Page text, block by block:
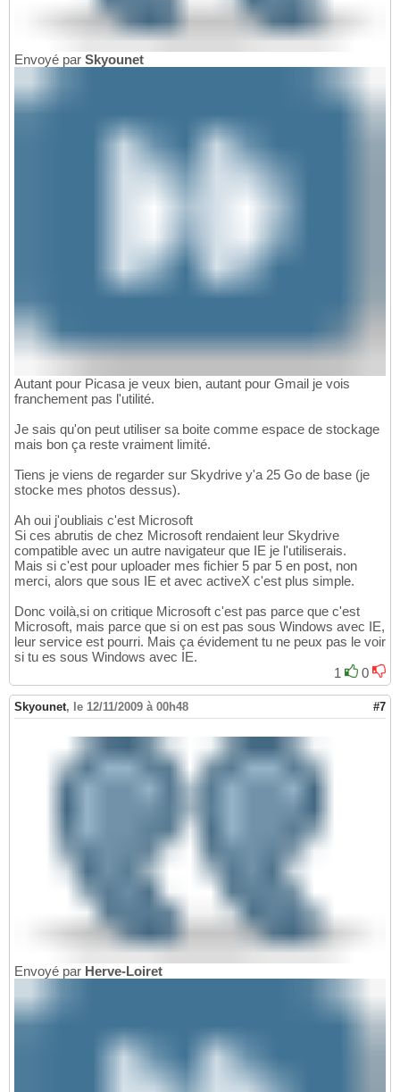
Envoyé par Skyounet
Autant pour Picasa je veux bien, autant pour Gmail je vois
franchement pas l'utilité.
Je sais qu'on peut utiliser sa boite comme espace de stockage
mais bon ça reste vraiment limité.
Tiens je viens de regarder sur Skydrive y'a 25 Go de base (je
stocke mes photos dessus).
Ah oui j'oubliais c'est Microsoft
Si ces abrutis de chez Microsoft rendaient leur Skydrive
compatible avec un autre navigateur que IE je l'utiliserais.
Mais si c'est pour uploader mes fichier 5 par 5 en post, non
merci, alors que sous IE et avec activeX c'est plus simple.
Donc voilà,si on critique Microsoft c'est pas parce que c'est
Microsoft, mais parce que si on est pas sous Windows avec IE,
leur service est pourri. Mais ça évidement tu ne peux pas le voir
si tu es sous Windows avec IE.
1
0
Skyounet, le 12/11/2009 à 00h48 #7
Envoyé par Herve-Loiret